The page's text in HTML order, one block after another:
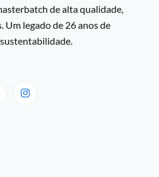
de alta qualidade,
Um legado de 26 anos de